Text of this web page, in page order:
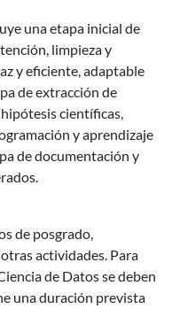
una etapa inicial de
limpieza y
y eficiente, adaptable
de extracción de
científicas,
y aprendizaje
de documentación y
de posgrado,
actividades. Para
de Datos se deben
una duración prevista